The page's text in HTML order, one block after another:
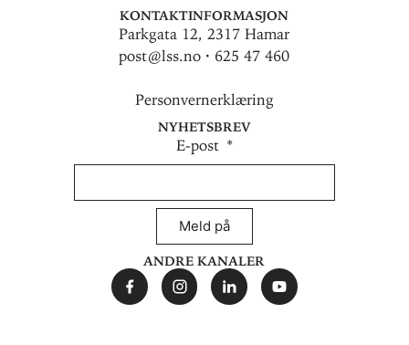
Kontaktinformasjon
Parkgata 12, 2317 Hamar
post@lss.no · 625 47 460
Personvernerklæring
Nyhetsbrev
E-post
Meld på
Andre kanaler